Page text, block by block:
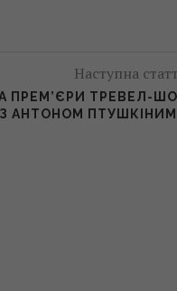
Наступна
ПРЕМ’ЄРИ ТРЕВЕЛ-
АНТОНОМ